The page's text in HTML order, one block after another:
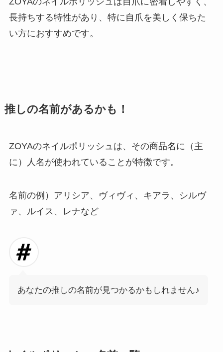
長持ちする特性があり、特に自爪を美しく保ちた
い方におすすめです。
推しの名前があるかも！
ZOYAのネイルポリッシュは、その商品名に（主
に）人名が使われていることが特徴です。
名前の例）アリシア、ヴィヴィ、キアラ、シルヴ
ァ、ルイス、レナなど
あなたの推しの名前が見つかるかもしれません♪